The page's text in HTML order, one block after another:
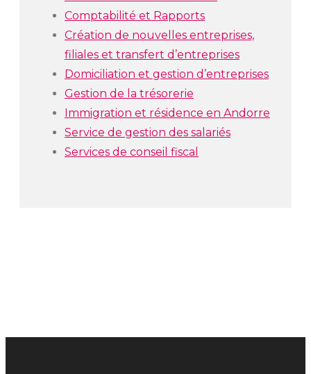
Comptabilité et Rapports
Création de nouvelles entreprises,
filiales et transfert d’entreprises
Domiciliation et gestion d’entreprises
Gestion de la trésorerie
Immigration et résidence en Andorre
Service de gestion des salariés
Services de conseil fiscal